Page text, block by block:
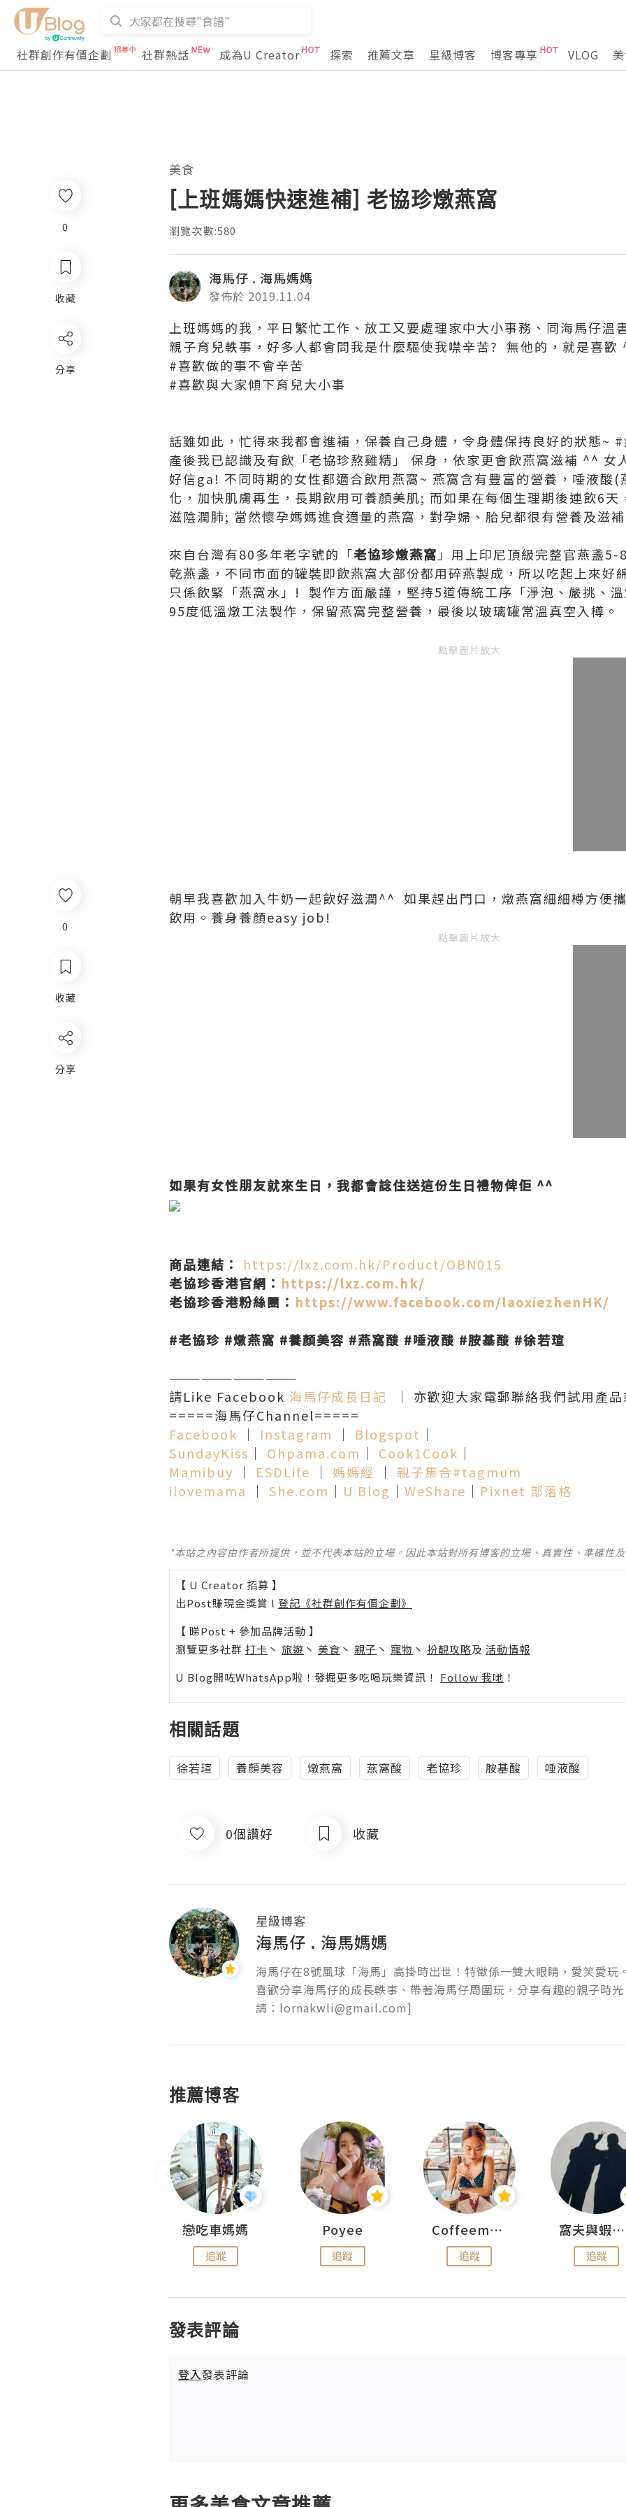
社群創作有價企劃 社群熱話 成為U Creator 探索 推薦文章 星級博客 博客專享 VLOG
0
收藏
分享
美食
[上班媽媽快速進補] 老協珍燉燕窩
瀏覽次數:580
海馬仔 . 海馬媽媽
發佈於 2019.11.04
上班媽媽的我，平日繁忙工作、放工又要處理家中大小事務、同海馬仔
親子育兒軼事，好多人都會問我是什麼驅使我噤辛苦? 無他的，就是喜歡
#喜歡做的事不會辛苦
#喜歡與大家傾下育兒大小事
話雖如此，忙得來我都會進補，保養自己身體，令身體保持良好的狀態~
產後我已認識及有飲「老協珍熬雞精」 保身，依家更會飲燕窩滋補 ^^ 女
好信ga! 不同時期的女性都適合飲用燕窩~ 燕窩含有豐富的營養，唾液酸(
化，加快肌膚再生，長期飲用可養顏美肌; 而如果在每個生理期後連飲6天
滋陰潤肺; 當然懷孕媽媽進食適量的燕窩，對孕婦、胎兒都很有營養及滋
來自台灣有80多年老字號的「老協珍燉燕窩 」用上印尼頂級完整官燕盞
乾燕盞，不同市面的罐裝即飲燕窩大部份都用碎燕製成，所以吃起上來好
只係飲緊「燕窩水」! 製作方面嚴謹，堅持5道傳統工序「淨泡、嚴挑、
95度低溫燉工法製作，保留燕窩完整營養，最後以玻璃罐常溫真空入樽。
點擊圖片放大
朝早我喜歡加入牛奶一起飲好滋潤^^ 如果趕出門口，燉燕窩細細樽方便
飲用。養身養顏easy job!
點擊圖片放大
如果有女性朋友就來生日，我都會諗住送這份生日禮物俾佢 ^^
商品連結： https://lxz.com.hk/Product/OBN015
老協珍香港官網： https://lxz.com.hk/
老協珍香港粉絲團： https://www.facebook.com/laoxiezhenHK/
#老協珍 #燉燕窩 #養顏美容 #燕窩酸 #唾液酸 #胺基酸 #徐若瑄
————————————
請Like Facebook 海馬仔成長日記 │ 亦歡迎大家電郵聯絡我們試用產
=====海馬仔Channel=====
Facebook │ Instagram │ Blogspot │
SundayKiss │ Ohpama.com │ Cook1Cook │
Mamibuy │ ESDLife │ 媽媽經 │ 親子集合#tagmum
ilovemama
│ She.com │ U Blog │ WeShare │ Pixnet 部落格
*本站之內容由作者所提供，並不代表本站的立場。因此本站對所有博客的立場、真實性、準確性
【 U Creator 招募 】
出Post賺現金獎賞 l 登記《社群創作有價企劃》
【 睇Post + 參加品牌活動 】
瀏覽更多社群 打卡 丶 旅遊 丶 美食 丶 親子 丶 寵物 丶 扮靚攻略及 活動情報
U Blog開咗WhatsApp啦！發掘更多吃喝玩樂資訊！ Follow 我哋 ！
相關話題
徐若瑄 養顏美容 燉燕窩 燕窩酸 老協珍 胺基酸 唾液酸
0個讚好 收藏
星級博客
海馬仔 . 海馬媽媽
海馬仔在8號風球「海馬」高掛時出世！特徵係一雙大眼睛，愛笑愛玩
喜歡分享海馬仔的成長軼事、帶著海馬仔周圍玩，分享有趣的親子時
請：lornakwli@gmail.com]
推薦博客
戀吃車媽媽
追蹤
Poyee
追蹤
Coffeemeetjojo
追蹤
窩夫與蝦子餅
追蹤
發表評論
登入發表評論
0
收藏
分享